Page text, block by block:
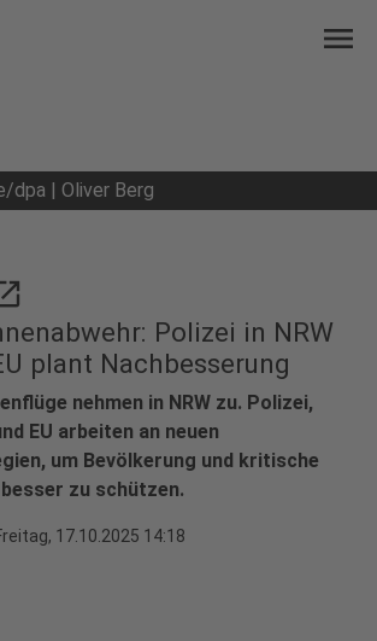
menu
dpa | Oliver Berg
Polizei in NRW
plant Nachbesserung
nehmen in NRW zu. Polizei,
EU arbeiten an neuen
um Bevölkerung und kritische
zu schützen.
17.10.2025 14:18